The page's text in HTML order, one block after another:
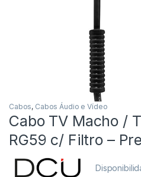
Cabos, Cabos Áudio e Vídeo
Cabo TV Macho /
RG59 c/ Filtro –